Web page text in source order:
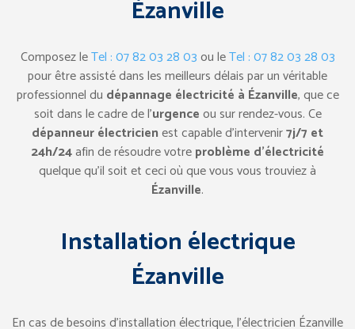
Ézanville
Composez leTel : 07 82 03 28 03ou leTel : 07 82 03 28 03
pour être assisté dans les meilleurs délais par un véritable
professionnel du dépannage électricité à Ézanville, que ce
soit dans le cadre de l’urgenceou sur rendez-vous. Ce
dépanneur électricienest capable d’intervenir7j/7 et
24h/24afin de résoudre votreproblème d’électricité
quelque qu’il soit et ceci où que vous vous trouviez à
Ézanville.
Installation électrique
Ézanville
En cas de besoins d’installation électrique, l’électricien Ézanville